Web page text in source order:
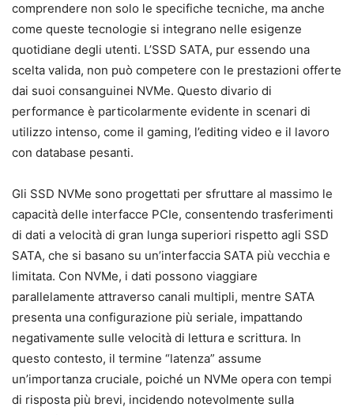
comprendere non solo le specifiche tecniche, ma anche
come queste tecnologie si integrano nelle esigenze
quotidiane degli utenti. L’SSD SATA, pur essendo una
scelta valida, non può competere con le prestazioni offerte
dai suoi consanguinei NVMe. Questo divario di
performance è particolarmente evidente in scenari di
utilizzo intenso, come il gaming, l’editing video e il lavoro
con database pesanti.
Gli SSD NVMe sono progettati per sfruttare al massimo le
capacità delle interfacce PCIe, consentendo trasferimenti
di dati a velocità di gran lunga superiori rispetto agli SSD
SATA, che si basano su un’interfaccia SATA più vecchia e
limitata. Con NVMe, i dati possono viaggiare
parallelamente attraverso canali multipli, mentre SATA
presenta una configurazione più seriale, impattando
negativamente sulle velocità di lettura e scrittura. In
questo contesto, il termine “latenza” assume
un’importanza cruciale, poiché un NVMe opera con tempi
di risposta più brevi, incidendo notevolmente sulla